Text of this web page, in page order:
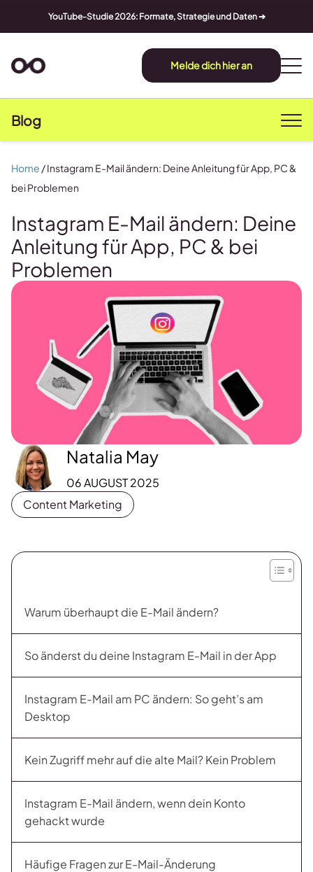
YouTube-Studie 2026: Formate, Strategie und Daten ➔
Melde dich hier an
Blog
Instagram E-Mail ändern: Deine
Anleitung für App, PC & bei
Problemen
Natalia May
06 AUGUST 2025
Content Marketing
Home /Instagram E-Mail ändern: Deine Anleitung für App, PC &
bei Problemen
Warum überhaupt die E-Mail ändern?
So änderst du deine Instagram E-Mail in der App
Instagram E-Mail am PC ändern: So geht’s am
Desktop
Kein Zugriff mehr auf die alte Mail? Kein Problem
Instagram E-Mail ändern, wenn dein Konto
gehackt wurde
Häufige Fragen zur E-Mail-Änderung